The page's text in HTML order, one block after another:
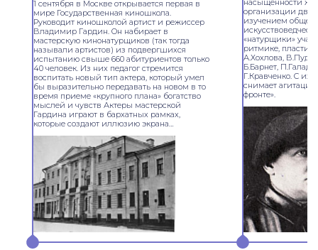
1 сентября в Москве открывается первая в
мире Государственная киношкола.
Руководит киношколой артист и режиссер
Владимир Гардин. Он набирает в
мастерскую кинонатурщиков (так тогда
называли артистов) из подвергшихся
испытанию свыше 660 абитуриентов только
40 человек. Из них педагог стремится
воспитать новый тип актера, который умел
бы выразительно передавать на новом в то
время приеме «крупного плана» богатство
мыслей и чувств Актеры мастерской
Гардина играют в бархатных рамках,
которые создают иллюзию экрана…
организации
изучением
«натурщики»
ритмике,
А.Хохлова,
Б.Барнет,
Г.Кравченко. С их
снимает
фронте».